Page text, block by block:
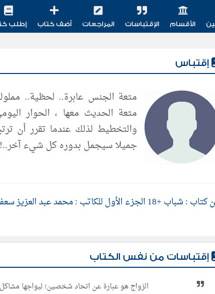
الأقسام الإقتباسات المراجعات أضف كتاب إطلب
إقتباس
متعة الجنس عابرة.. لحظية..
متعة الحديث معها ، الحوار
والتخطيط لذلك عندما تقرر أن
جميلا سيجمل بدوره كل شيء آخر..!
: شباب +18 الجزء الأول للكاتب : محمد عبد العزيز سعفان
إقتباسات من نفس الكتاب
الزواج هو عبارة عن اتحاد شخصين؛ ليواجها